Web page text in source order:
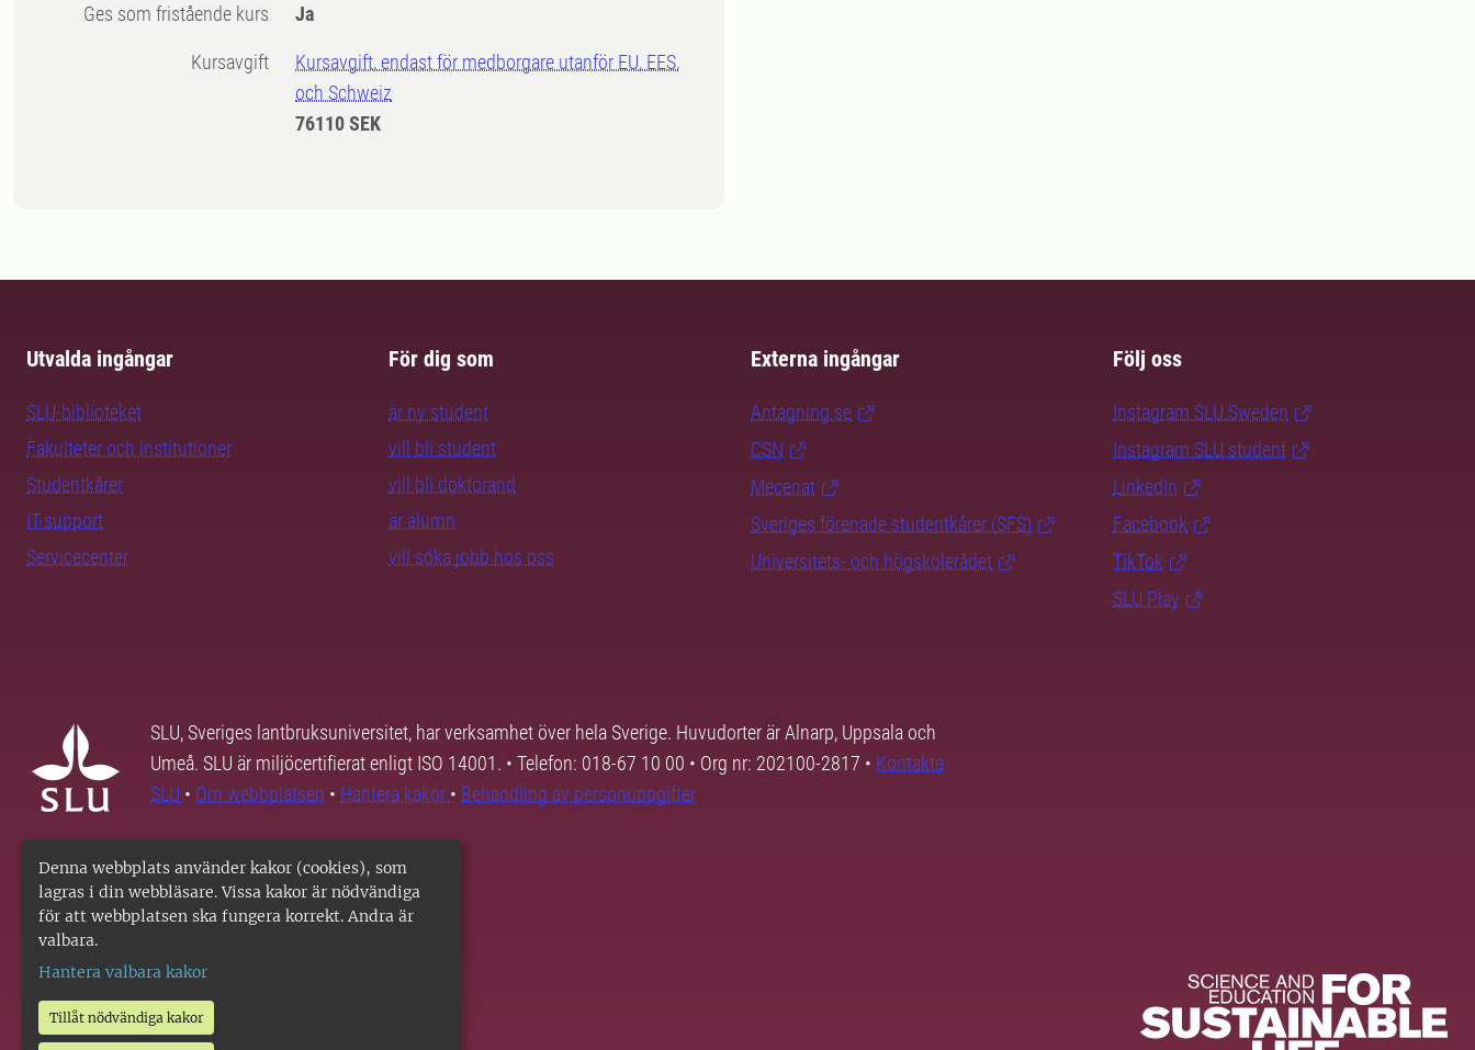
Denna webbplats använder kakor (cookies), som
lagras i din webbläsare. Vissa kakor är nödvändiga
för att webbplatsen ska fungera korrekt. Andra är
valbara.
Hantera valbara kakor
Tillåt nödvändiga kakor
Ges som fristående kurs Ja
Kursavgift
Kursavgift, endast för medborgare utanför EU, EES,
och Schweiz
76110 SEK
Utvalda ingångar
SLU-biblioteket
Fakulteter och institutioner
Studentkårer
IT-support
Servicecenter
För dig som
är ny student
vill bli student
vill bli doktorand
är alumn
vill söka jobb hos oss
Externa ingångar
Antagning.se
CSN
Mecenat
Sveriges förenade studentkårer (SFS)
Universitets- och högskolerådet
Följ oss
Instagram SLU.Sweden
Instagram SLU.student
LinkedIn
Facebook
TikTok
SLU Play
SLU, Sveriges lantbruksuniversitet, har verksamhet över hela Sverige. Huvudorter är Alnarp, Uppsala och
Umeå. SLU är miljöcertifierat enligt ISO 14001. • Telefon: 018-67 10 00 • Org nr: 202100-2817 • Kontakta
SLU • Om webbplatsen • Hantera kakor • Behandling av personuppgifter